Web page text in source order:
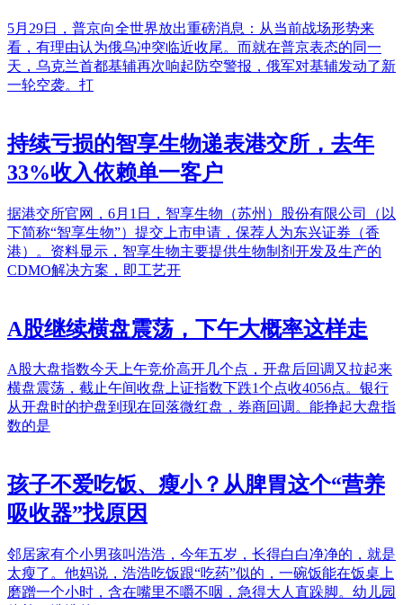
5月29日，普京向全世界放出重磅消息：从当前战场形势来
看，有理由认为俄乌冲突临近收尾。而就在普京表态的同一
天，乌克兰首都基辅再次响起防空警报，俄军对基辅发动了新
一轮空袭。打
持续亏损的智享生物递表港交所，去年
33%收入依赖单一客户
据港交所官网，6月1日，智享生物（苏州）股份有限公司（以
下简称“智享生物”）提交上市申请，保荐人为东兴证券（香
港）。资料显示，智享生物主要提供生物制剂开发及生产的
CDMO解决方案，即工艺开
A股继续横盘震荡，下午大概率这样走
A股大盘指数今天上午竞价高开几个点，开盘后回调又拉起来
横盘震荡，截止午间收盘上证指数下跌1个点收4056点。银行
从开盘时的护盘到现在回落微红盘，券商回调。能挣起大盘指
数的是
孩子不爱吃饭、瘦小？从脾胃这个“营养
吸收器”找原因
邻居家有个小男孩叫浩浩，今年五岁，长得白白净净的，就是
太瘦了。他妈说，浩浩吃饭跟“吃药”似的，一碗饭能在饭桌上
磨蹭一个小时，含在嘴里不嚼不咽，急得大人直跺脚。幼儿园